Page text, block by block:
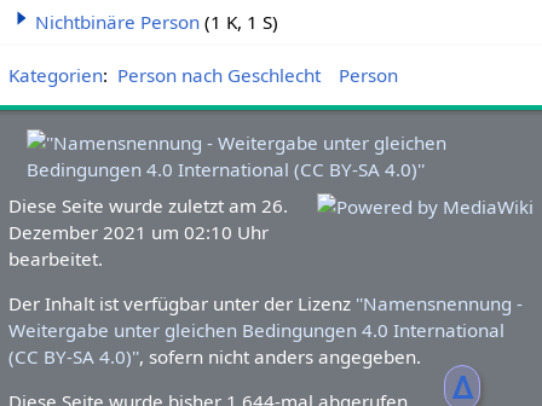
ᐃ
Nichtbinäre Person (1 K, 1 S)
Kategorien: Person nach Geschlecht Person
Diese Seite wurde zuletzt am 26.
Dezember 2021 um 02:10 Uhr
bearbeitet.
Der Inhalt ist verfügbar unter der Lizenz ''Namensnennung -
Weitergabe unter gleichen Bedingungen 4.0 International
(CC BY-SA 4.0)'', sofern nicht anders angegeben.
Diese Seite wurde bisher 1.644-mal abgerufen.